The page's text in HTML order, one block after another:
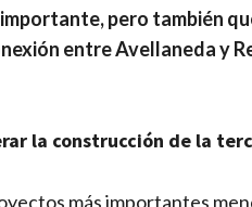
importante, pero también
entre Avellaneda y
la construcción de la
más importantes